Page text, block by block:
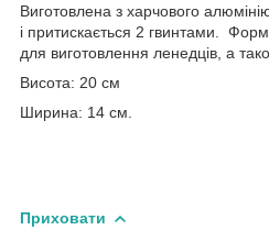
Виготовлена з харчового
і притискається 2 гвинтами.
для виготовлення ленедців, а
Висота: 20 см
Ширина: 14 см.
Приховати